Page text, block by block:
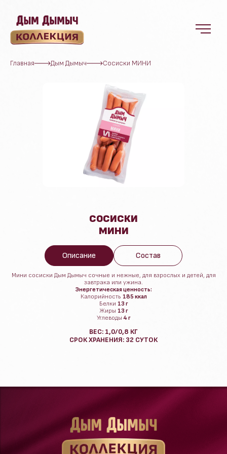
Главная Дым Дымыч Сосиски МИНИ
СОСИСКИ
МИНИ
Описание Состав
Мини сосиски Дым Дымыч сочные и нежные, для взрослых и детей, для
завтрака или ужина.
Энергетическая ценность:
Калорийность 185 ккал
Белки 13 г
Жиры 13 г
Углеводы4 г
ВЕС: 1,0/0,8 КГ
СРОК ХРАНЕНИЯ: 32 СУТОК